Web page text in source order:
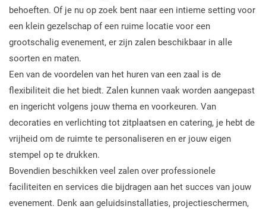
behoeften. Of je nu op zoek bent naar een intieme setting voor
een klein gezelschap of een ruime locatie voor een
grootschalig evenement, er zijn zalen beschikbaar in alle
soorten en maten.
Een van de voordelen van het huren van een zaal is de
flexibiliteit die het biedt. Zalen kunnen vaak worden aangepast
en ingericht volgens jouw thema en voorkeuren. Van
decoraties en verlichting tot zitplaatsen en catering, je hebt de
vrijheid om de ruimte te personaliseren en er jouw eigen
stempel op te drukken.
Bovendien beschikken veel zalen over professionele
faciliteiten en services die bijdragen aan het succes van jouw
evenement. Denk aan geluidsinstallaties, projectieschermen,